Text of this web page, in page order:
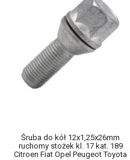
Śruba do kół 12x1,25x26mm
ruchomy stożek kl. 17 kat. 189
Citroen Fiat Opel Peugeot Toyota